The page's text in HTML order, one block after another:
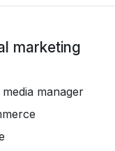
marketing
manager